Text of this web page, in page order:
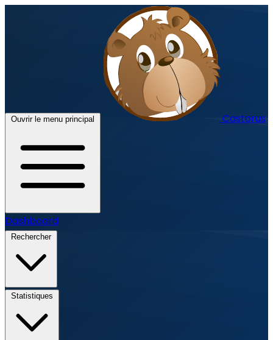
Ouvrir le menu principal Castorus
Dashboard
Rechercher
Statistiques